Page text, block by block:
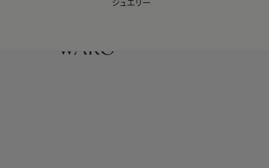
WAKO Membership Program連携はこちら
ジュエリー